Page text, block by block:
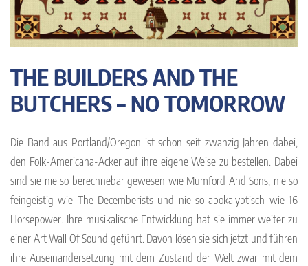
THE BUILDERS AND THE
BUTCHERS – NO TOMORROW
Die Band aus Portland/Oregon ist schon seit zwanzig Jahren dabei,
den Folk-Americana-Acker auf ihre eigene Weise zu bestellen. Dabei
sind sie nie so berechnebar gewesen wie Mumford And Sons, nie so
feingeistig wie The Decemberists und nie so apokalyptisch wie 16
Horsepower. Ihre musikalische Entwicklung hat sie immer weiter zu
einer Art Wall Of Sound geführt. Davon lösen sie sich jetzt und führen
ihre Auseinandersetzung mit dem Zustand der Welt zwar mit dem